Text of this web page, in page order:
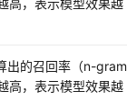
高，表示模型效果越
出的召回率（n-gram
高，表示模型效果越